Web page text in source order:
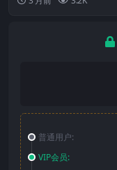
「资...
普通用户:
VIP会员: